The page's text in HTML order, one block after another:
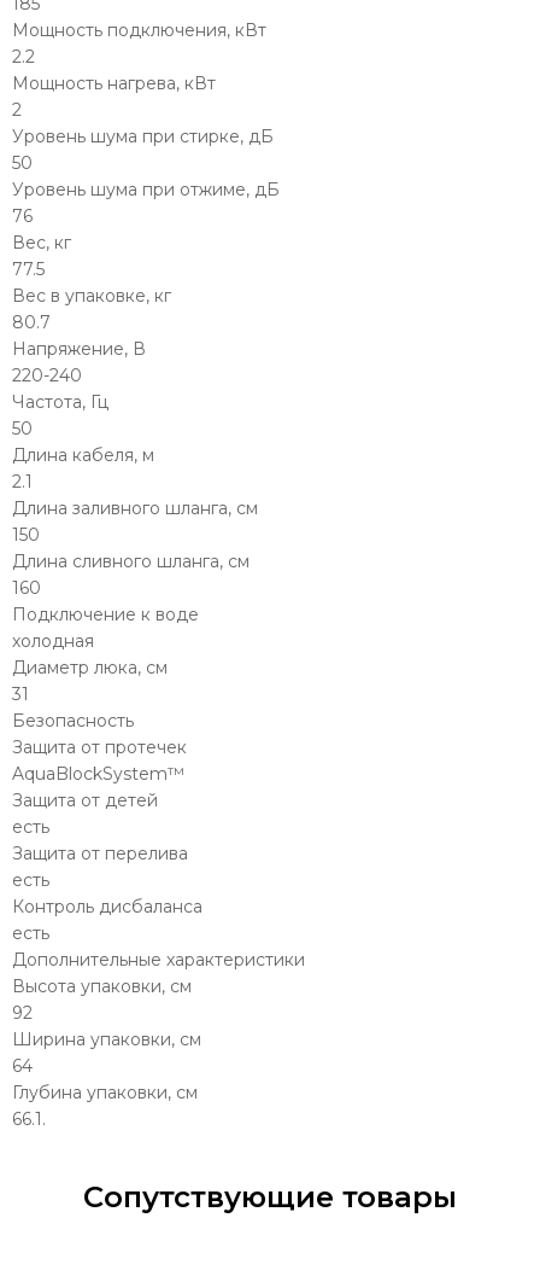
Мощность подключения, кВт
2.2
Мощность нагрева, кВт
2
Уровень шума при стирке, дБ
50
Уровень шума при отжиме, дБ
76
Вес, кг
77.5
Вес в упаковке, кг
80.7
Напряжение, В
220-240
Частота, Гц
50
Длина кабеля, м
2.1
Длина заливного шланга, см
150
Длина сливного шланга, см
160
Подключение к воде
холодная
Диаметр люка, см
31
Безопасность
Защита от протечек
AquaBlockSystem™
Защита от детей
есть
Защита от перелива
есть
Контроль дисбаланса
есть
Дополнительные характеристики
Высота упаковки, см
92
Ширина упаковки, см
64
Глубина упаковки, см
66.1.
Сопутствующие товары